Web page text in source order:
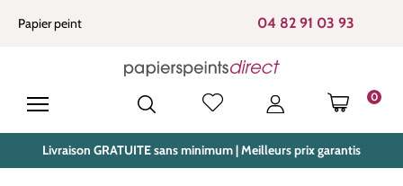
principal
Papier peint 04 82 91 03 93
0
LE
Livraison GRATUITE sans minimum | Meilleurs prix garantis